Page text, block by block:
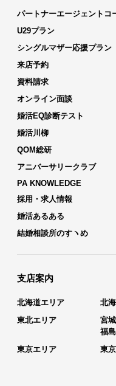
パートナーエージェントコ
U29プラン
シングルマザー応援プラン
来店予約
資料請求
オンライン面談
婚活EQ診断テスト
婚活川柳
QOM総研
アニバーサリークラブ
PA KNOWLEDGE
採用・求人情報
婚活あるある
結婚相談所のすヽめ
支店案内
北海道エリア 北
東北エリア
宮
福
東京エリア
東